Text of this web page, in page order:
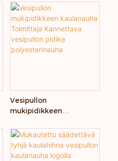
kaulanauhat vesipulloille
Guang Dong -tehdas
Vesipullon
mukipidikkeen
Kannettava vesipullon
pidike polyesterinauha